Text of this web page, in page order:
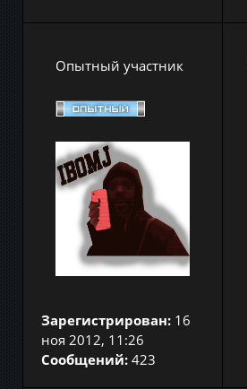
Опытный участник
Зарегистрирован: 16
ноя 2012, 11:26
Сообщений: 423